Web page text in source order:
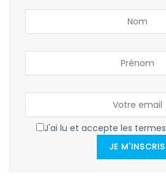
J'ai lu et accepte les
JE M'INSCRIS